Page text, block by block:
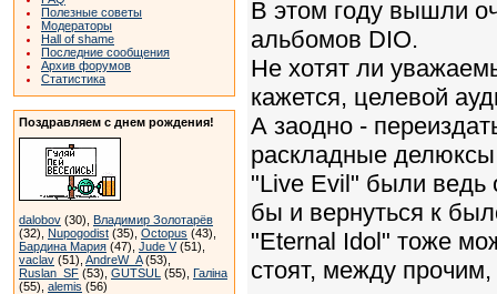
Полезные советы
Модераторы
Hall of shame
Последние сообщения
Архив форумов
Статистика
Поздравляем с днем рождения!
dalobov (30), Владимир Золотарёв
(32), Nupogodist (35), Octopus (43),
Бардина Мария (47), Jude V(51),
vaclav (51), AndreW_A(53),
Ruslan_SF (53), GUTSUL (55), Галіна
(55), alemis (56)
В этом году вышли
альбомов DIO.
Не хотят ли
кажется, целевой
А заодно -
раскладные
"Live Evil" были ведь
бы и вернуться к
"Eternal Idol" тоже
стоят, между